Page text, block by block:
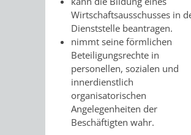
HOHENSACHSEN
LÜTZELSACHSEN
FRIEDHOF
OBERFLOCKENBACH
FRIEDHOF
RIPPENWEIER-
HEILIGKREUZ
IM
MUSEUM
AAUSLEIHE
Wirtschaftsausschusses in
Dienststelle beantragen.
nimmt seine förmlichen
Beteiligungsrechte in
personellen, sozialen und
innerdienstlich
organisatorischen
Angelegenheiten der
Beschäftigten wahr.